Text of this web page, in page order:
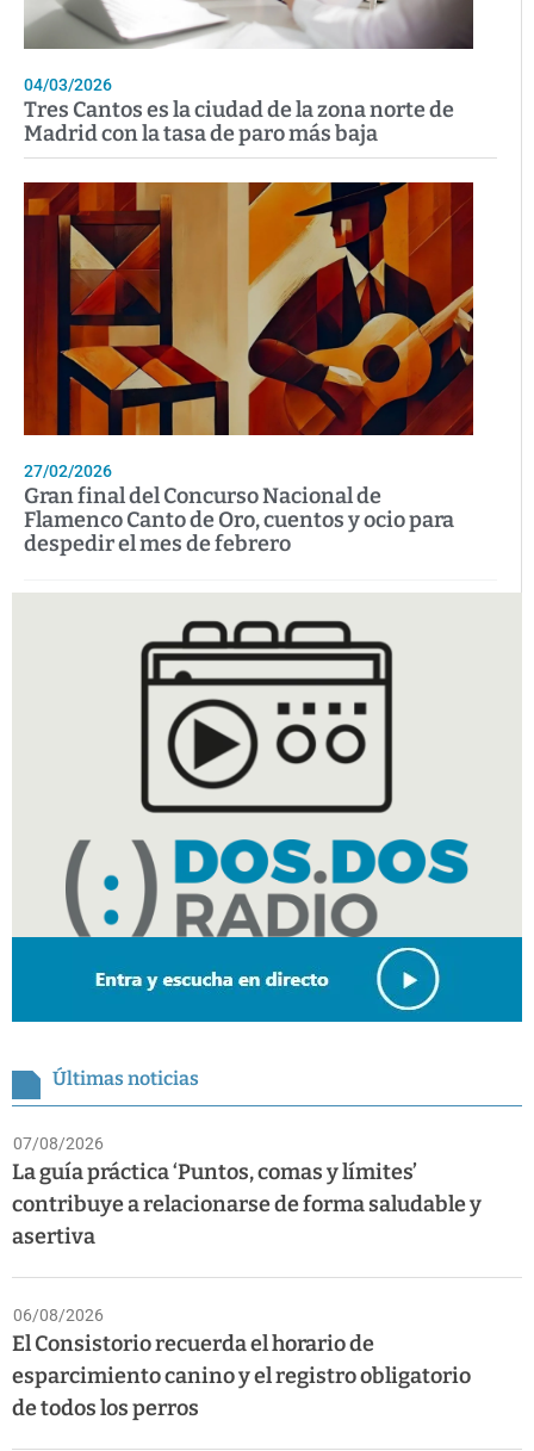
04/03/2026
Tres Cantos es la ciudad de la zona norte de
Madrid con la tasa de paro más baja
27/02/2026
Gran final del Concurso Nacional de
Flamenco Canto de Oro, cuentos y ocio para
despedir el mes de febrero
Últimas noticias
07/08/2026
La guía práctica ‘Puntos, comas y límites’
contribuye a relacionarse de forma saludable y
asertiva
06/08/2026
El Consistorio recuerda el horario de
esparcimiento canino y el registro obligatorio
de todos los perros